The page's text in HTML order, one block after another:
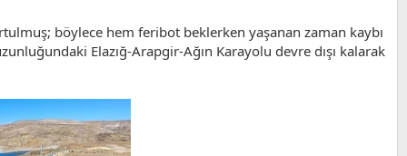
böylece hem feribot beklerken yaşanan zaman kaybı
Elazığ-Arapgir-Ağın Karayolu devre dışı kalarak